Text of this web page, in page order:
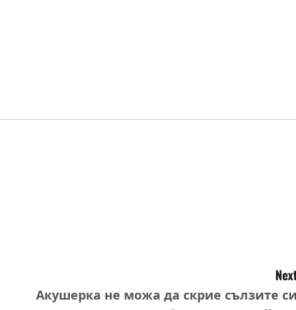
Акушерка не можа да скрие сълзите